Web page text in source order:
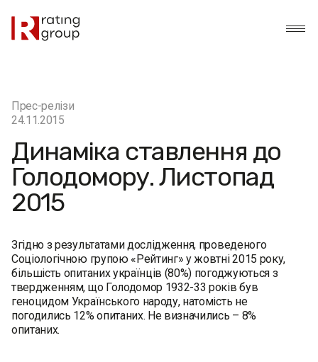
Прес-релізи
24.11.2015
Динаміка ставлення до
Голодомору. Листопад
2015
Згідно з результатами дослідження, проведеного
Соціологічною групою «Рейтинг» у жовтні 2015 року,
більшість опитаних українців (80%) погоджуються з
твердженням, що Голодомор 1932-33 років був
геноцидом Українського народу, натомість не
погодились 12% опитаних. Не визначились – 8%
опитаних.